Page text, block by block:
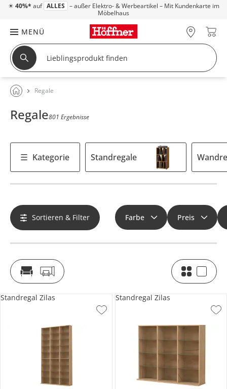
☀ 40%* auf ALLES – außer Elektro- & Werbeartikel – Mit Kundenkarte im
Möbelhaus
MENÜ
Regale
Regale801 Ergebnisse
Kategorie Standregale
Sortieren & Filter Farbe Preis
Standregal Zilas Standregal Zilas